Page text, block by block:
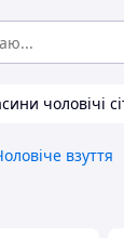
чоловічі
взуття